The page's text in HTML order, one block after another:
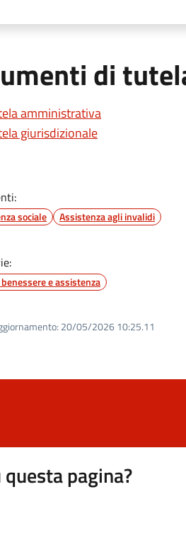
di
amministrativa
giurisdizionale
sociale Assistenza agli invalidi
e assistenza
20/05/2026 10:25.11
pagina?